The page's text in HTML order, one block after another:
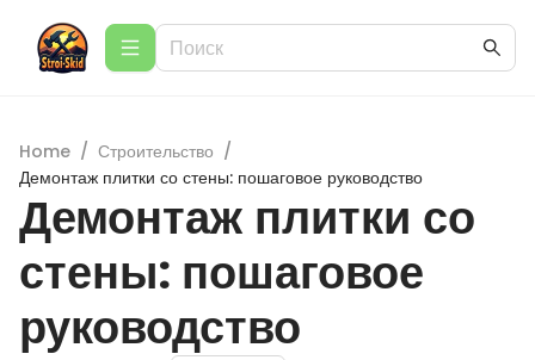
Home / Строительство /
Демонтаж плитки со стены: пошаговое руководство
Демонтаж плитки со
стены: пошаговое
руководство